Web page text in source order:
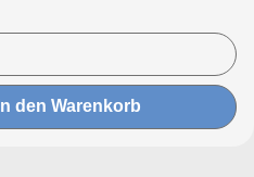
In den Warenkorb